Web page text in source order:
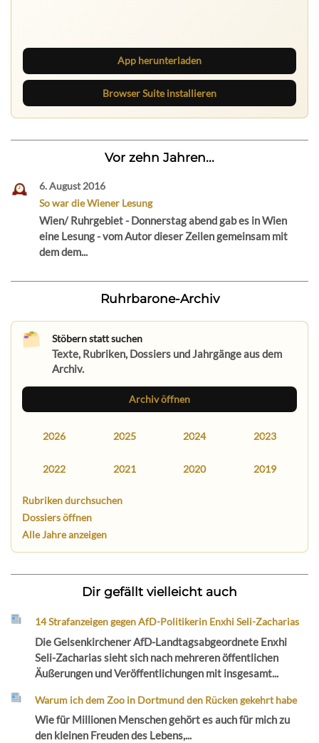
App herunterladen
Browser Suite installieren
Vor zehn Jahren...
6. August 2016
So war die Wiener Lesung
Wien/ Ruhrgebiet - Donnerstag abend gab es in Wien
eine Lesung - vom Autor dieser Zeilen gemeinsam mit
dem dem...
Ruhrbarone-Archiv
Stöbern statt suchen
Texte, Rubriken, Dossiers und Jahrgänge aus dem
Archiv.
Archiv öffnen
2026 2025 2024 2023
2022 2021 2020 2019
Rubriken durchsuchen
Dossiers öffnen
Alle Jahre anzeigen
Dir gefällt vielleicht auch
14 Strafanzeigen gegen AfD-Politikerin Enxhi Seli-Zacharias
Die Gelsenkirchener AfD-Landtagsabgeordnete Enxhi
Seli-Zacharias sieht sich nach mehreren öffentlichen
Äußerungen und Veröffentlichungen mit insgesamt...
Warum ich dem Zoo in Dortmund den Rücken gekehrt habe
Wie für Millionen Menschen gehört es auch für mich zu
den kleinen Freuden des Lebens,...